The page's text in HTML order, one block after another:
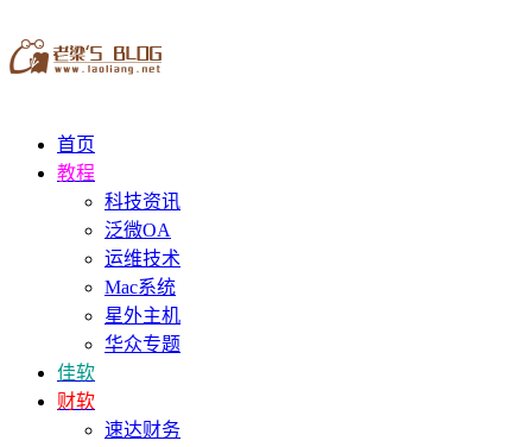
首页
教程
科技资讯
泛微OA
运维技术
Mac系统
星外主机
华众专题
佳软
财软
速达财务